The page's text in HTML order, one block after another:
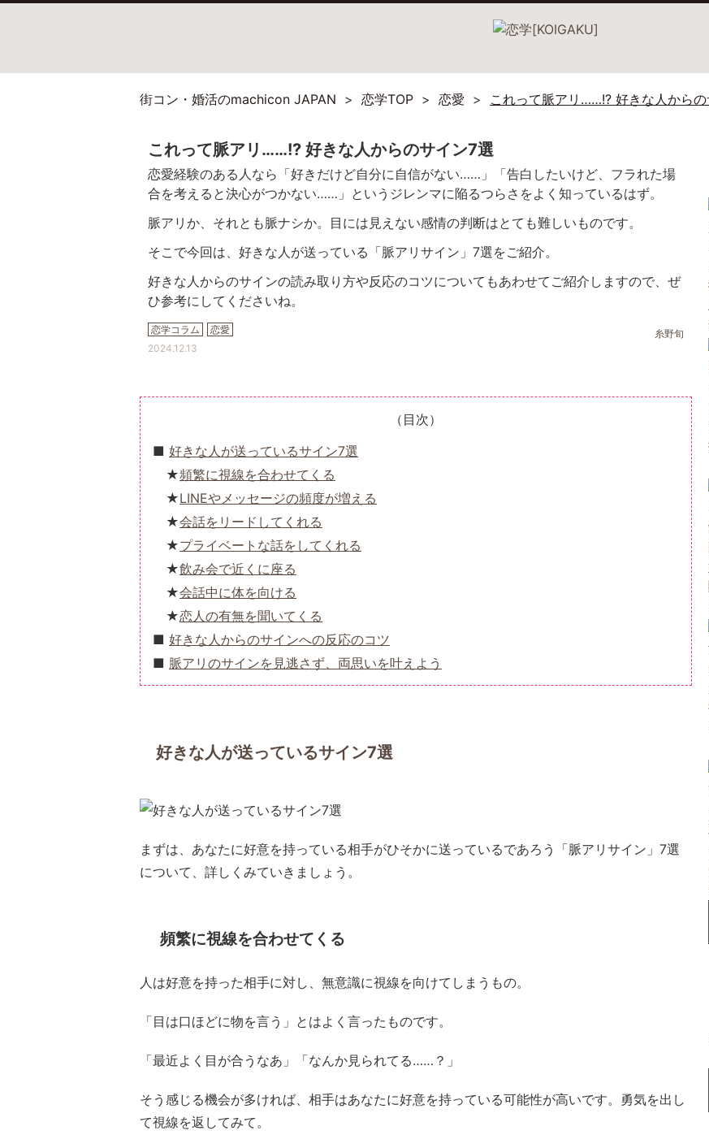
街コン・婚活のmachicon JAPAN 恋学TOP 恋愛 これって脈アリ……!? 好きな人からの
これって脈アリ……!? 好きな人からのサイン7選
恋愛経験のある人なら「好きだけど自分に自信がない……」「告白したいけど、フラれた場
合を考えると決心がつかない……」というジレンマに陥るつらさをよく知っているはず。
脈アリか、それとも脈ナシか。 目には見えない感情の判断はとても難しいものです。
そこで今回は、好きな人が送っている 「脈アリサイン」7選をご紹介。
好きな人からのサインの読み取り方や反応のコツについてもあわせてご紹介しますので、ぜ
ひ参考にしてくださいね。
恋学コラム 恋愛
糸野旬
2024.12.13
（目次）
好きな人が送っているサイン7選
頻繁に視線を合わせてくる
LINEやメッセージの頻度が増える
会話をリードしてくれる
プライベートな話をしてくれる
飲み会で近くに座る
会話中に体を向ける
恋人の有無を聞いてくる
好きな人からのサインへの反応のコツ
脈アリのサインを見逃さず、両思いを叶えよう
好きな人が送っているサイン7選
まずは、あなたに好意を持っている相手がひそかに送っているであろう「脈アリサイン」7選
について、詳しくみていきましょう。
頻繁に視線を合わせてくる
人は好意を持った相手に対し、無意識に視線を向けてしまうもの。
「目は口ほどに物を言う」とはよく言ったものです。
「最近よく目が合うなあ」「なんか見られてる……？」
そう感じる機会が多ければ、相手はあなたに好意を持っている可能性が高いです。 勇気を出し
て視線を返してみて。